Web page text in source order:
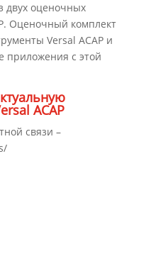
двух оценочных
Оценочный комплект
Versal ACAP и
приложения с этой
ACAP
связи –